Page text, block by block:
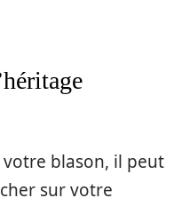
blason, il peut
sur votre